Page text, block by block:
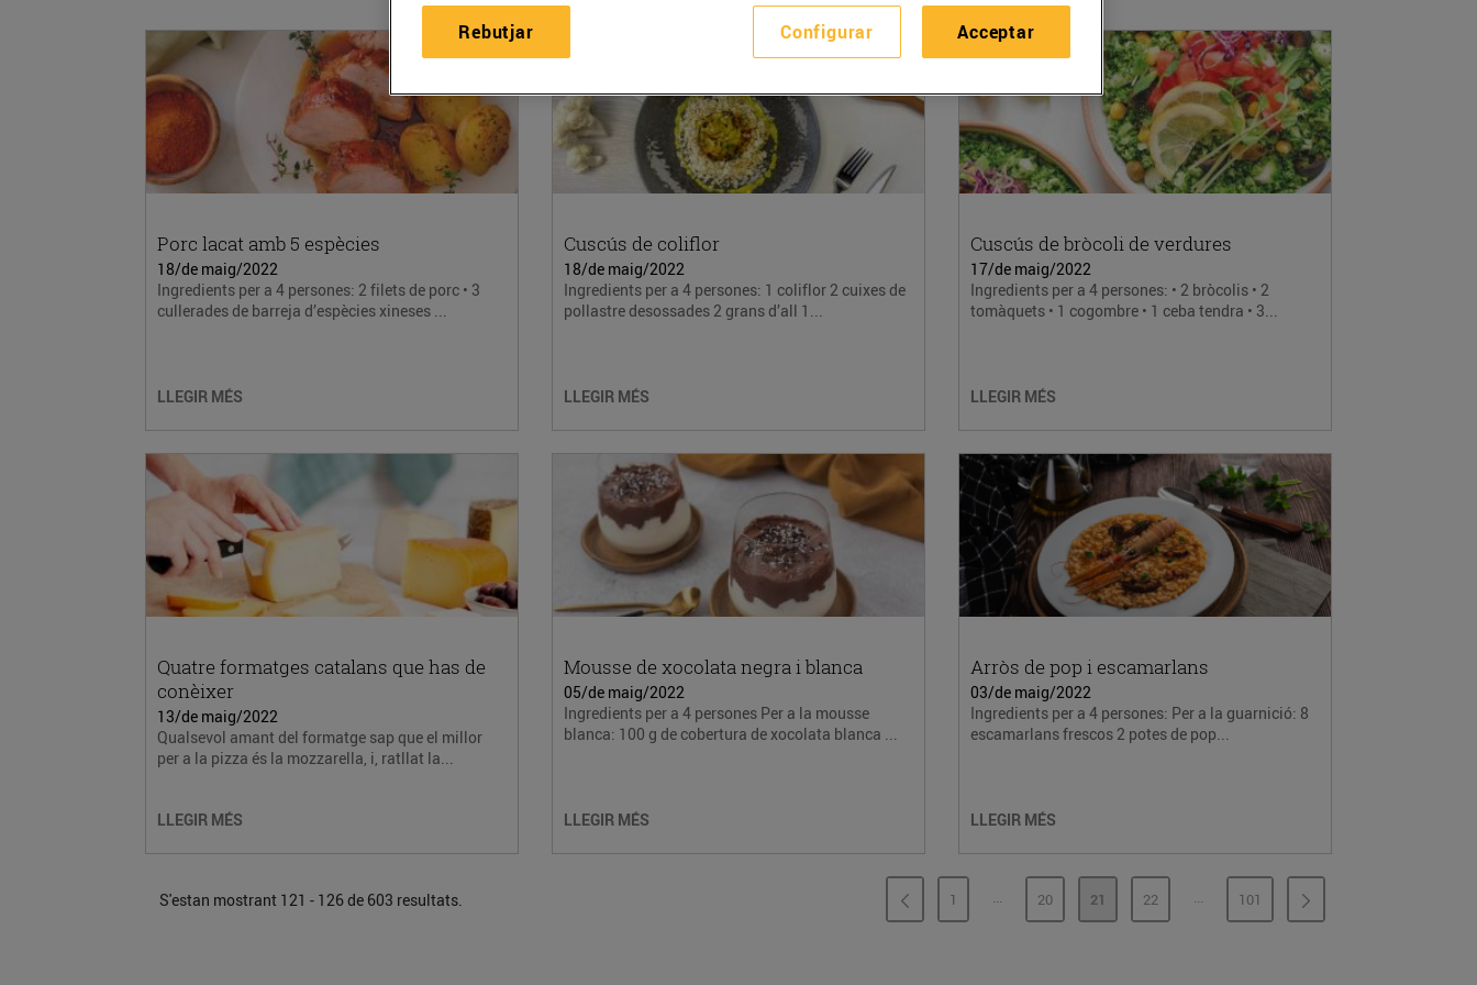
Porc lacat amb 5 espècies
18/de maig/2022
Ingredients per a 4 persones: 2 filets de porc • 3
cullerades de barreja d’espècies xineses ...
LLEGIR MÉS
Cuscús de coliflor
18/de maig/2022
Ingredients per a 4 persones: 1 coliflor 2 cuixes de
pollastre desossades 2 grans d’all 1...
LLEGIR MÉS
Cuscús de bròcoli de verdures
17/de maig/2022
Ingredients per a 4 persones: • 2 bròcolis • 2
tomàquets • 1 cogombre • 1 ceba tendra • 3...
LLEGIR MÉS
Quatre formatges catalans que has de
conèixer
13/de maig/2022
Qualsevol amant del formatge sap que el millor
per a la pizza és la mozzarella, i, ratllat la...
LLEGIR MÉS
Mousse de xocolata negra i blanca
05/de maig/2022
Ingredients per a 4 persones Per a la mousse
blanca: 100 g de cobertura de xocolata blanca ...
LLEGIR MÉS
Arròs de pop i escamarlans
03/de maig/2022
Ingredients per a 4 persones: Per a la guarnició: 8
escamarlans frescos 2 potes de pop...
LLEGIR MÉS
S'estan mostrant 121 - 126 de 603 resultats. PÀGINA
1 ...PÀGINES INTERMÈDIES
PÀGINA
20 PÀGINA
21 PÀGINA
22 ...PÀGINES INTERMÈDIES
PÀGINA
101
Configurar
Rebutjar Acceptar